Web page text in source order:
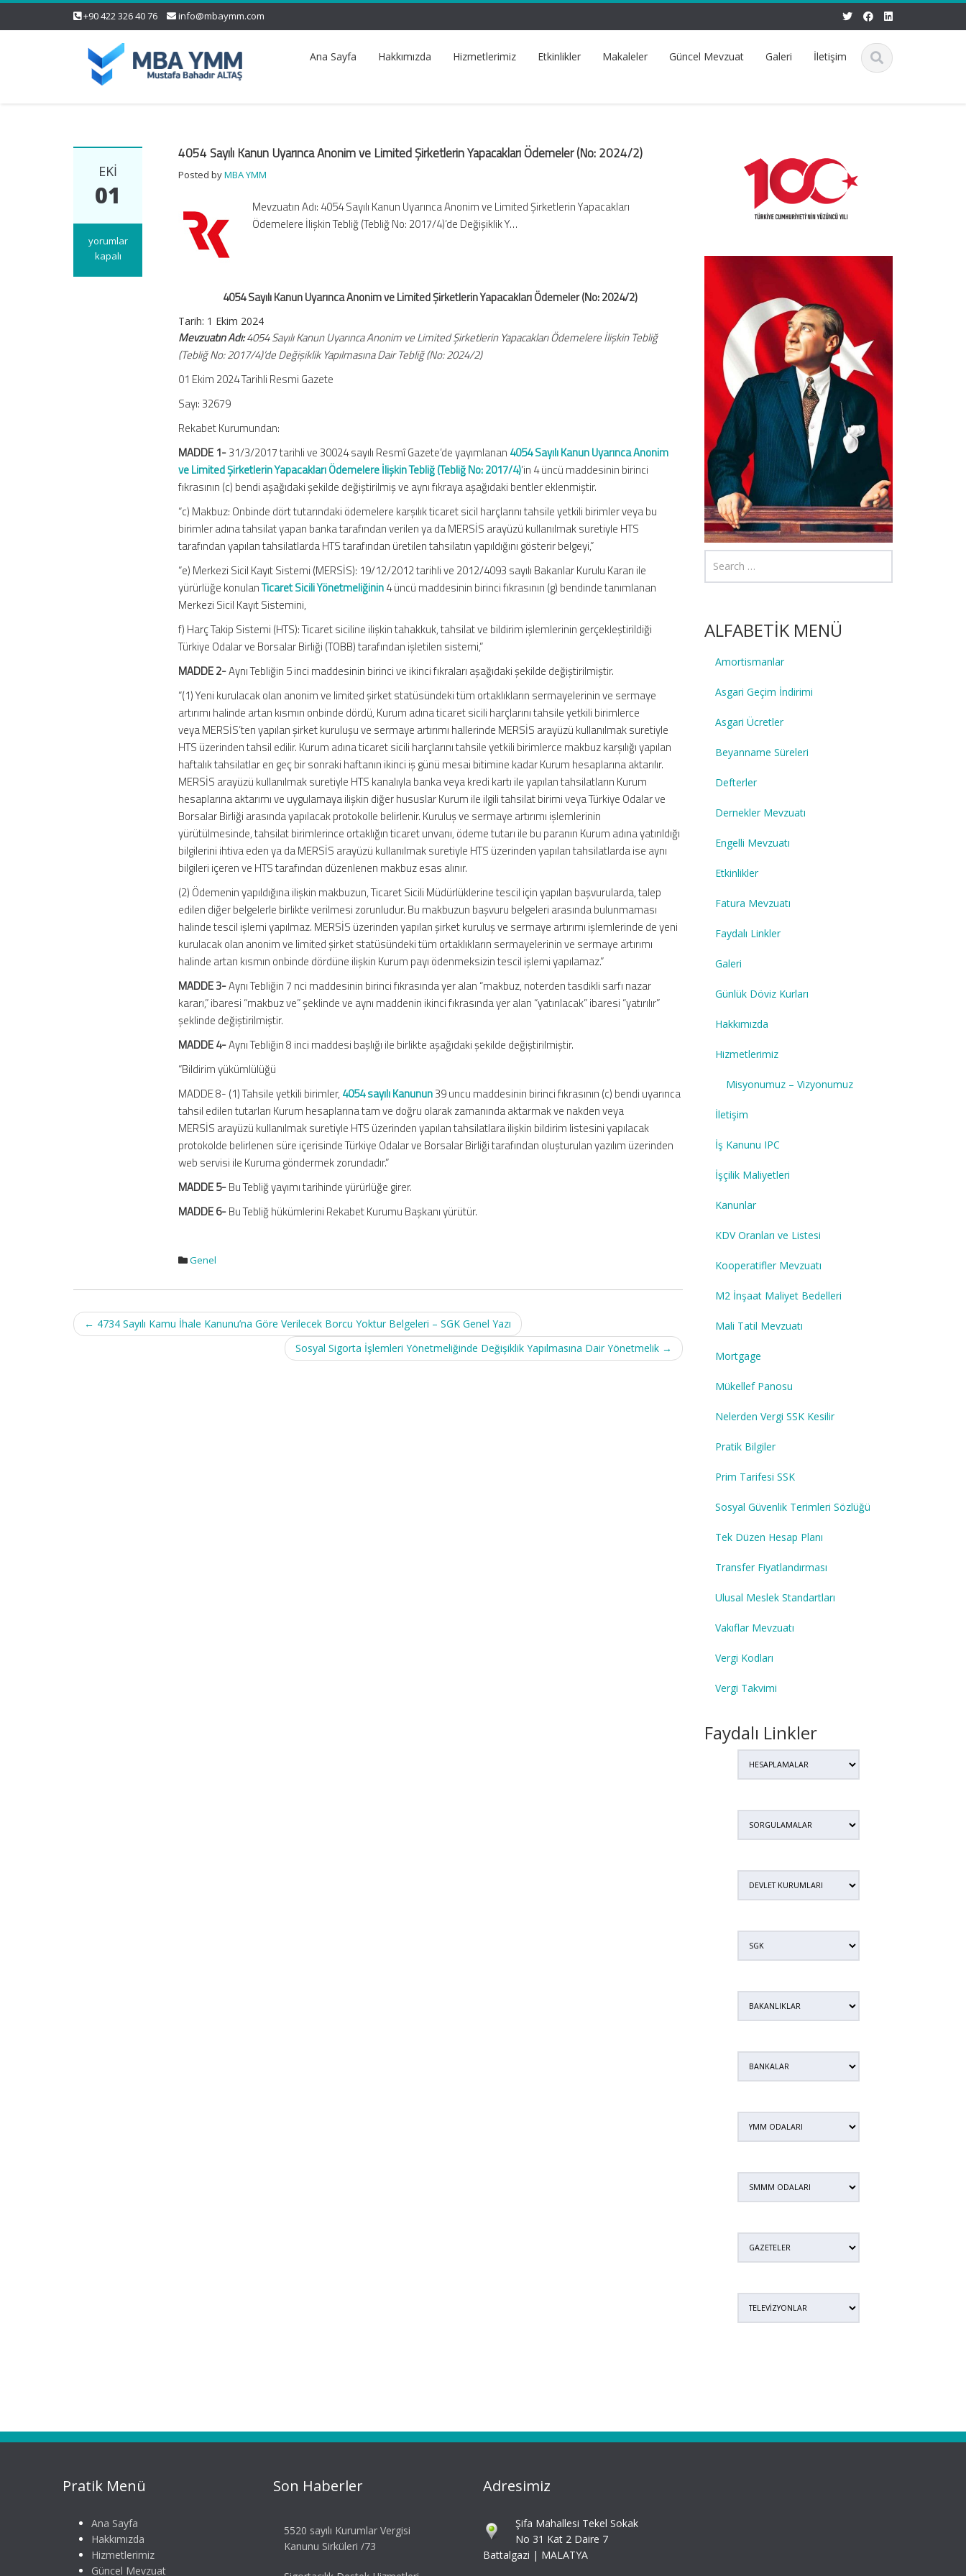
+90 422 326 40 76 info@mbaymm.com
Ana Sayfa Hakkımızda Hizmetlerimiz Etkinlikler Makaleler Güncel Mevzuat Galeri İletişim
EKI
01
4054
Sayılı
yorumlar
kapalı
4054 Sayılı Kanun Uyarınca Anonim ve Limited Şirketlerin Yapacakları Ödemeler (No: 2024/2)
Posted byMBA YMM
Mevzuatın Adı: 4054 Sayılı Kanun Uyarınca Anonim ve Limited Şirketlerin Yapacakları
Ödemelere İlişkin Tebliğ (Tebliğ No: 2017/4)’de Değişiklik Y…
4054 Sayılı Kanun Uyarınca Anonim ve Limited Şirketlerin Yapacakları Ödemeler (No: 2024/2)
Tarih: 1 Ekim 2024
Mevzuatın Adı:4054 Sayılı Kanun Uyarınca Anonim ve Limited Şirketlerin Yapacakları Ödemelere İlişkin Tebliğ
(Tebliğ No: 2017/4)’de Değişiklik Yapılmasına Dair Tebliğ (No: 2024/2)
01 Ekim 2024 Tarihli Resmi Gazete
Sayı: 32679
Rekabet Kurumundan:
MADDE 1-31/3/2017 tarihli ve 30024 sayılı Resmî Gazete’de yayımlanan 4054 Sayılı Kanun Uyarınca Anonim
ve Limited Şirketlerin Yapacakları Ödemelere İlişkin Tebliğ (Tebliğ No: 2017/4)’in 4 üncü maddesinin birinci
fıkrasının (c) bendi aşağıdaki şekilde değiştirilmiş ve aynı fıkraya aşağıdaki bentler eklenmiştir.
“c) Makbuz: Onbinde dört tutarındaki ödemelere karşılık ticaret sicil harçlarını tahsile yetkili birimler veya bu
birimler adına tahsilat yapan banka tarafından verilen ya da MERSİS arayüzü kullanılmak suretiyle HTS
tarafından yapılan tahsilatlarda HTS tarafından üretilen tahsilatın yapıldığını gösterir belgeyi,”
“e) Merkezi Sicil Kayıt Sistemi (MERSİS): 19/12/2012 tarihli ve 2012/4093 sayılı Bakanlar Kurulu Kararı ile
yürürlüğe konulanTicaret Sicili Yönetmeliğinin4 üncü maddesinin birinci fıkrasının (g) bendinde tanımlanan
Merkezi Sicil Kayıt Sistemini,
f) Harç Takip Sistemi (HTS): Ticaret siciline ilişkin tahakkuk, tahsilat ve bildirim işlemlerinin gerçekleştirildiği
Türkiye Odalar ve Borsalar Birliği (TOBB) tarafından işletilen sistemi,”
MADDE 2-Aynı Tebliğin 5 inci maddesinin birinci ve ikinci fıkraları aşağıdaki şekilde değiştirilmiştir.
“(1) Yeni kurulacak olan anonim ve limited şirket statüsündeki tüm ortaklıkların sermayelerinin ve sermaye
artırımı halinde artan kısmın onbinde dördü, Kurum adına ticaret sicili harçlarını tahsile yetkili birimlerce
veya MERSİS’ten yapılan şirket kuruluşu ve sermaye artırımı hallerinde MERSİS arayüzü kullanılmak suretiyle
HTS üzerinden tahsil edilir. Kurum adına ticaret sicili harçlarını tahsile yetkili birimlerce makbuz karşılığı yapılan
haftalık tahsilatlar en geç bir sonraki haftanın ikinci iş günü mesai bitimine kadar Kurum hesaplarına aktarılır.
MERSİS arayüzü kullanılmak suretiyle HTS kanalıyla banka veya kredi kartı ile yapılan tahsilatların Kurum
hesaplarına aktarımı ve uygulamaya ilişkin diğer hususlar Kurum ile ilgili tahsilat birimi veya Türkiye Odalar ve
Borsalar Birliği arasında yapılacak protokolle belirlenir. Kuruluş ve sermaye artırımı işlemlerinin
yürütülmesinde, tahsilat birimlerince ortaklığın ticaret unvanı, ödeme tutarı ile bu paranın Kurum adına yatırıldığı
bilgilerini ihtiva eden ya da MERSİS arayüzü kullanılmak suretiyle HTS üzerinden yapılan tahsilatlarda ise aynı
bilgileri içeren ve HTS tarafından düzenlenen makbuz esas alınır.
(2) Ödemenin yapıldığına ilişkin makbuzun, Ticaret Sicili Müdürlüklerine tescil için yapılan başvurularda, talep
edilen diğer belgelerle birlikte verilmesi zorunludur. Bu makbuzun başvuru belgeleri arasında bulunmaması
halinde tescil işlemi yapılmaz. MERSİS üzerinden yapılan şirket kuruluş ve sermaye artırımı işlemlerinde de yeni
kurulacak olan anonim ve limited şirket statüsündeki tüm ortaklıkların sermayelerinin ve sermaye artırımı
halinde artan kısmın onbinde dördüne ilişkin Kurum payı ödenmeksizin tescil işlemi yapılamaz.”
MADDE 3-Aynı Tebliğin 7 nci maddesinin birinci fıkrasında yer alan “makbuz, noterden tasdikli sarfı nazar
kararı,” ibaresi “makbuz ve” şeklinde ve aynı maddenin ikinci fıkrasında yer alan “yatırılacak” ibaresi “yatırılır”
şeklinde değiştirilmiştir.
MADDE 4-Aynı Tebliğin 8 inci maddesi başlığı ile birlikte aşağıdaki şekilde değiştirilmiştir.
“Bildirim yükümlülüğü
MADDE 8- (1) Tahsile yetkili birimler, 4054 sayılı Kanunun39 uncu maddesinin birinci fıkrasının (c) bendi uyarınca
tahsil edilen tutarları Kurum hesaplarına tam ve doğru olarak zamanında aktarmak ve nakden veya
MERSİS arayüzü kullanılmak suretiyle HTS üzerinden yapılan tahsilatlara ilişkin bildirim listesini yapılacak
protokolde belirlenen süre içerisinde Türkiye Odalar ve Borsalar Birliği tarafından oluşturulan yazılım üzerinden
web servisi ile Kuruma göndermek zorundadır.”
MADDE 5-Bu Tebliğ yayımı tarihinde yürürlüğe girer.
MADDE 6-Bu Tebliğ hükümlerini Rekabet Kurumu Başkanı yürütür.
Genel
Post
navigation
← 4734 Sayılı Kamu İhale Kanunu’na Göre Verilecek Borcu Yoktur Belgeleri – SGK Genel Yazı
Sosyal Sigorta İşlemleri Yönetmeliğinde Değişiklik Yapılmasına Dair Yönetmelik →
ALFABETİK MENÜ
Amortismanlar
Asgari Geçim İndirimi
Asgari Ücretler
Beyanname Süreleri
Defterler
Dernekler Mevzuatı
Engelli Mevzuatı
Etkinlikler
Fatura Mevzuatı
Faydalı Linkler
Galeri
Günlük Döviz Kurları
Hakkımızda
Hizmetlerimiz
Misyonumuz – Vizyonumuz
İletişim
İş Kanunu IPC
İşçilik Maliyetleri
Kanunlar
KDV Oranları ve Listesi
Kooperatifler Mevzuatı
M2 İnşaat Maliyet Bedelleri
Mali Tatil Mevzuatı
Mortgage
Mükellef Panosu
Nelerden Vergi SSK Kesilir
Pratik Bilgiler
Prim Tarifesi SSK
Sosyal Güvenlik Terimleri Sözlüğü
Tek Düzen Hesap Planı
Transfer Fiyatlandırması
Ulusal Meslek Standartları
Vakıflar Mevzuatı
Vergi Kodları
Vergi Takvimi
Faydalı Linkler
Pratik Menü
Ana Sayfa
Hakkımızda
Hizmetlerimiz
Güncel Mevzuat
Son Haberler
5520 sayılı Kurumlar Vergisi
Kanunu Sirküleri /73
Adresimiz
Şifa Mahallesi Tekel Sokak
No 31 Kat 2 Daire 7
Battalgazi | MALATYA